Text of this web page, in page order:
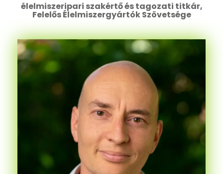
élelmiszeripari szakértő és tagozati titkár,
Felelős Élelmiszergyártók Szövetsége